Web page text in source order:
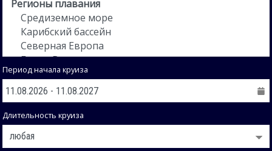
Период начала круиза
Длительность круиза